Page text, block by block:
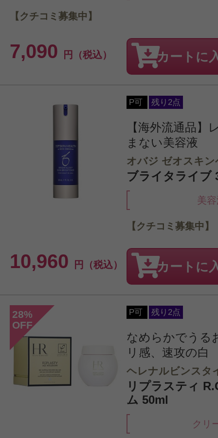
7,090 円（税込）
【クチコミ募集中】
カートに
P可 残り2点
【海外流通品】
まない美容液
オバジ ゼオスキン
ブライタライブ
美
10,960 円（税込）
【クチコミ募集中】
カートに
28%
OFF
P可 残り2点
なめらかでうる
リ感、速攻の白
ヘレナルビンスタ
リプラスティ
ム 50ml
クリ